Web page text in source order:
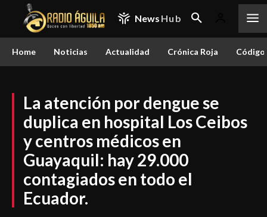
News Hub
Home Noticias Actualidad Crónica Roja
La atención por dengue se
duplica en hospital Los Ceibos
y centros médicos en
Guayaquil: hay 29.000
contagiados en todo el
Ecuador.